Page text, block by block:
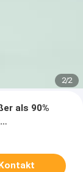
2/2
als 90%